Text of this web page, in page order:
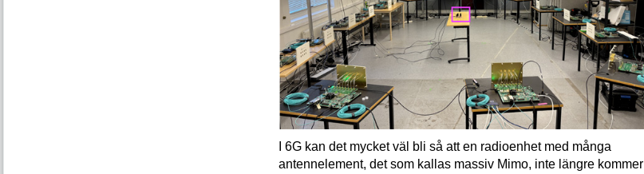
I 6G kan det mycket väl bli så att en radio­enhet med många
antenn­element, det som kallas massiv Mimo, inte längre kommer